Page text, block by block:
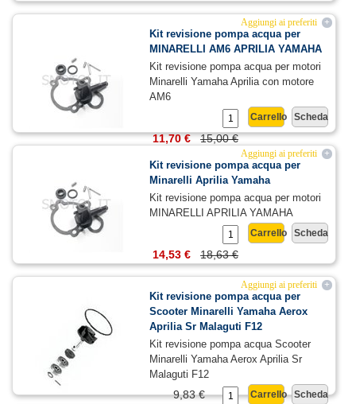
+
Aggiungi ai preferiti
Kit revisione pompa acqua per
MINARELLI AM6 APRILIA YAMAHA
Kit revisione pompa acqua per motori
Minarelli Yamaha Aprilia con motore
AM6
Scheda
Carrello
15,00 €
11,70 €
+
Aggiungi ai preferiti
Kit revisione pompa acqua per
Minarelli Aprilia Yamaha
Kit revisione pompa acqua per motori
MINARELLI APRILIA YAMAHA
Scheda
Carrello
18,63 €
14,53 €
+
Aggiungi ai preferiti
Kit revisione pompa acqua per
Scooter Minarelli Yamaha Aerox
Aprilia Sr Malaguti F12
Kit revisione pompa acqua Scooter
Minarelli Yamaha Aerox Aprilia Sr
Malaguti F12
Scheda
Carrello
9,83 €